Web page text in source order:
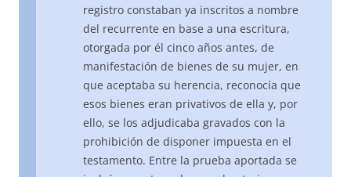
registro constaban ya inscritos a nombre
del recurrente en base a una escritura,
otorgada por él cinco años antes, de
manifestación de bienes de su mujer, en
que aceptaba su herencia, reconocía que
esos bienes eran privativos de ella y, por
ello, se los adjudicaba gravados con la
prohibición de disponer impuesta en el
testamento. Entre la prueba aportada se